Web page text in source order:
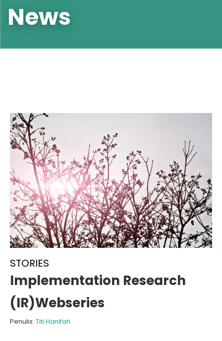
News
STORIES
Implementation Research
(IR)Webseries
Penulis: Titi Hanifah